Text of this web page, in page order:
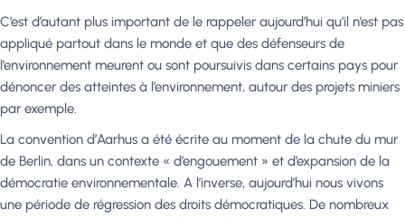
C’est d’autant plus important de le rappeler aujourd’hui qu’il n’est pas
appliqué partout dans le monde et que des défenseurs de
l’environnement meurent ou sont poursuivis dans certains pays pour
dénoncer des atteintes à l’environnement, autour des projets miniers
par exemple.
La convention d’Aarhus a été écrite au moment de la chute du mur
de Berlin, dans un contexte « d’engouement » et d’expansion de la
démocratie environnementale. A l’inverse, aujourd’hui nous vivons
une période de régression des droits démocratiques. De nombreux